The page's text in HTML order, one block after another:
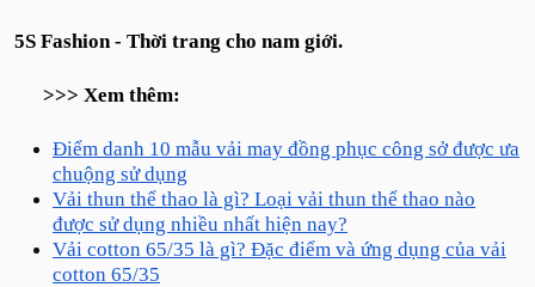
5S Fashion - Thời trang cho nam giới.
>>> Xem thêm:
Điểm danh 10 mẫu vải may đồng phục công sở được ưa
chuộng sử dụng
Vải thun thể thao là gì? Loại vải thun thể thao nào
được sử dụng nhiều nhất hiện nay?
Vải cotton 65/35 là gì? Đặc điểm và ứng dụng của vải
cotton 65/35